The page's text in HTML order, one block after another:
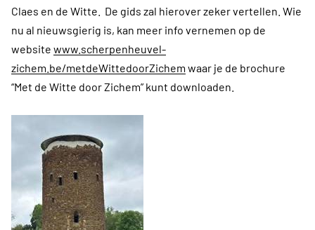
Claes en de Witte. De gids zal hierover zeker vertellen. Wie
nu al nieuwsgierig is, kan meer info vernemen op de
website www.scherpenheuvel-
zichem.be/metdeWittedoorZichem waar je de brochure
“Met de Witte door Zichem” kunt downloaden.